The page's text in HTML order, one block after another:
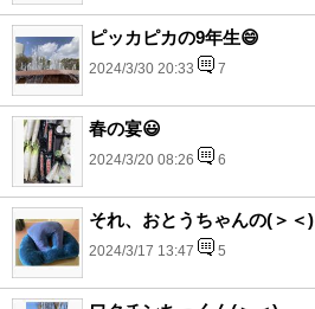
ピッカピカの9年生😄
2024/3/30 20:33 7
春の宴😃
2024/3/20 08:26 6
それ、おとうちゃんの(＞＜)
2024/3/17 13:47 5